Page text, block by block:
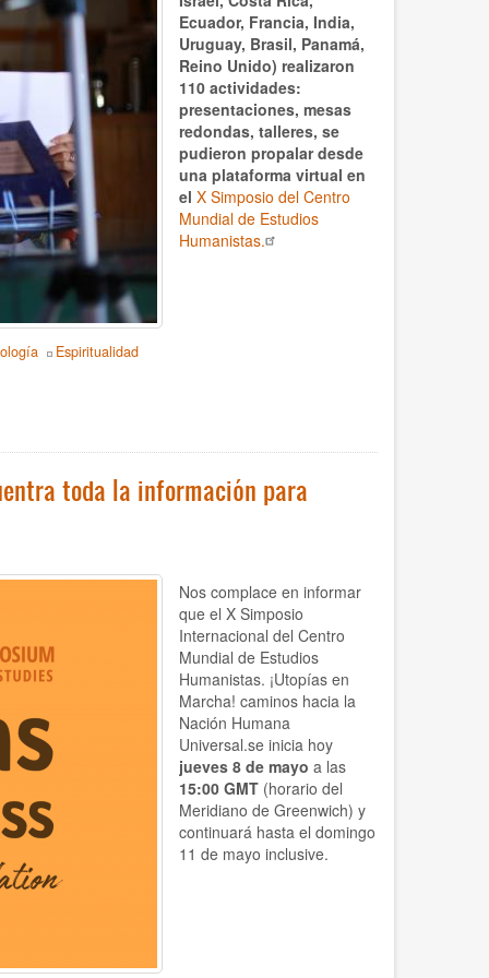
Ecuador, Francia, India,
Uruguay, Brasil, Panamá,
Reino Unido) realizaron
110 actividades:
presentaciones, mesas
redondas, talleres, se
pudieron propalar desde
una plataforma virtual en
el X Simposio del Centro
Mundial de Estudios
Humanistas.
Espiritualidad
toda la información para
Nos complace en informar
que el X Simposio
Internacional del Centro
Mundial de Estudios
Humanistas. ¡Utopías en
Marcha! caminos hacia la
Nación Humana
Universal.se inicia hoy
jueves 8 de mayo a las
15:00 GMT (horario del
Meridiano de Greenwich) y
continuará hasta el domingo
11 de mayo inclusive.